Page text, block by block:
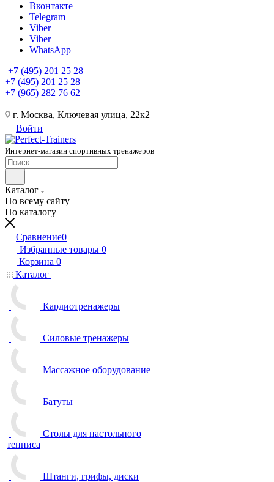
Вконтакте
Telegram
Viber
Viber
WhatsApp
+7 (495) 201 25 28
+7 (495) 201 25 28
+7 (965) 282 76 62
г. Москва, Ключевая улица, 22к2
Войти
Интернет-магазин спортивных тренажеров
Каталог
По всему сайту
По каталогу
Сравнение0
Избранные товары 0
Корзина 0
Каталог
Кардиотренажеры
Силовые тренажеры
Массажное оборудование
Батуты
Столы для настольного
тенниса
Штанги, грифы, диски